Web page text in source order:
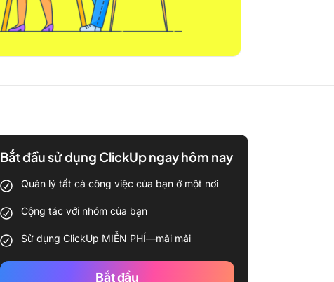
Bắt đầu sử dụng ClickUp ngay hôm nay
Quản lý tất cả công việc của bạn ở một nơi
Cộng tác với nhóm của bạn
Sử dụng ClickUp MIỄN PHÍ—mãi mãi
Bắt đầu